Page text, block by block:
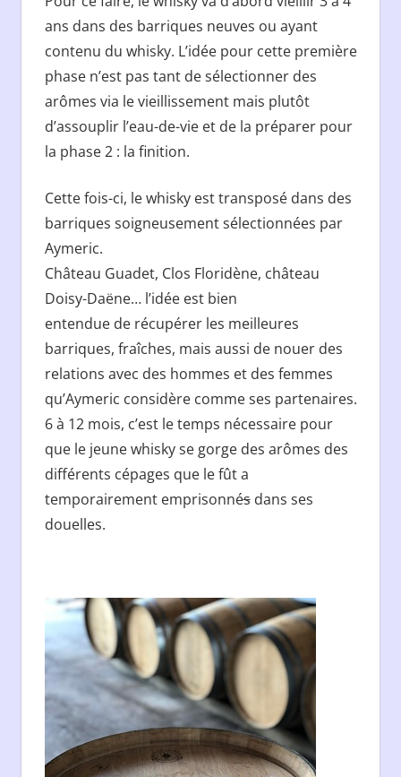
ans dans des barriques neuves ou ayant
contenu du whisky. L’idée pour cette première
phase n’est pas tant de sélectionner des
arômes via le vieillissement mais plutôt
d’assouplir l’eau-de-vie et de la préparer pour
la phase 2 : la finition.
Cette fois-ci, le whisky est transposé dans des
barriques soigneusement sélectionnées par
Aymeric.
Château Guadet, Clos Floridène, château
Doisy-Daëne… l’idée est bien
entendue de récupérer les meilleures
barriques, fraîches, mais aussi de nouer des
relations avec des hommes et des femmes
qu’Aymeric considère comme ses partenaires.
6 à 12 mois, c’est le temps nécessaire pour
que le jeune whisky se gorge des arômes des
différents cépages que le fût a
temporairement emprisonnésdans ses
douelles.